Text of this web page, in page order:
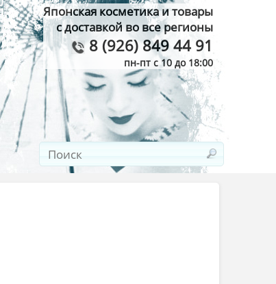
Японская косметика и товары
с доставкой во все регионы
8 (926) 849 44 91
пн-пт с 10 до 18:00